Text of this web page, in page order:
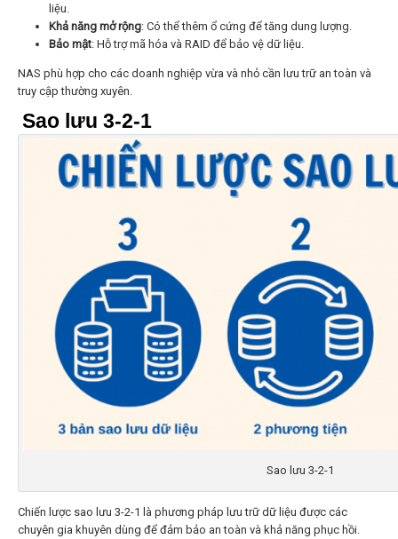
liệu.
Khả năng mở rộng: Có thể thêm ổ cứng để tăng dung lượng.
Bảo mật: Hỗ trợ mã hóa và RAID để bảo vệ dữ liệu.
NAS phù hợp cho các doanh nghiệp vừa và nhỏ cần lưu trữ an toàn và
truy cập thường xuyên.
Sao lưu 3-2-1
Sao lưu 3-2-1
Chiến lược sao lưu 3-2-1 là phương pháp lưu trữ dữ liệu được các
chuyên gia khuyên dùng để đảm bảo an toàn và khả năng phục hồi.